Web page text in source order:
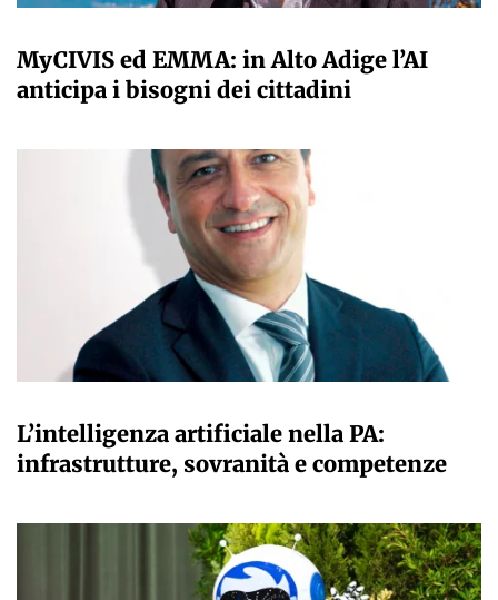
MyCIVIS ed EMMA: in Alto Adige l’AI
anticipa i bisogni dei cittadini
L’intelligenza artificiale nella PA:
infrastrutture, sovranità e competenze